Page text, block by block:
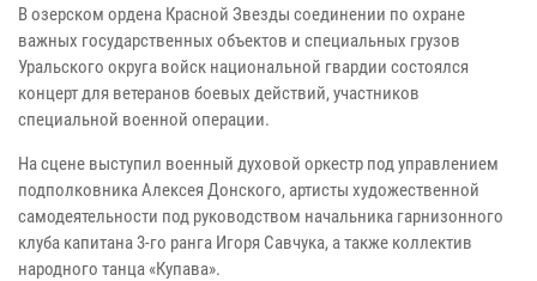
В озерском ордена Красной Звезды соединении по охране
важных государственных объектов и специальных грузов
Уральского округа войск национальной гвардии состоялся
концерт для ветеранов боевых действий, участников
специальной военной операции.
На сцене выступил военный духовой оркестр под управлением
подполковника Алексея Донского, артисты художественной
самодеятельности под руководством начальника гарнизонного
клуба капитана 3-го ранга Игоря Савчука, а также коллектив
народного танца «Купава».